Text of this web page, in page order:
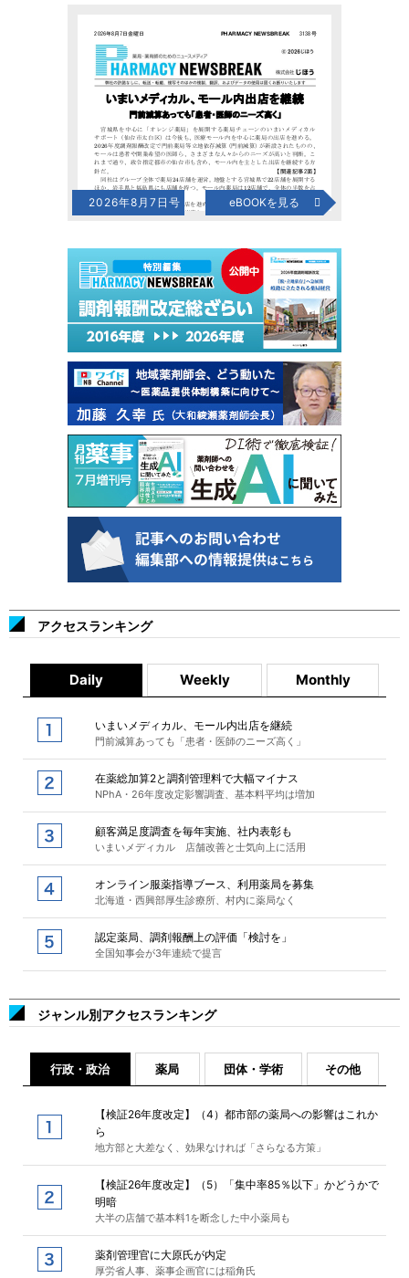
2026年8月7日号 eBOOKを見る
アクセスランキング
Daily Weekly Monthly
いまいメディカル、モール内出店を継続
門前減算あっても「患者・医師のニーズ高く」
在薬総加算2と調剤管理料で大幅マイナス
NPhA・26年度改定影響調査、基本料平均は増加
顧客満足度調査を毎年実施、社内表彰も
いまいメディカル 店舗改善と士気向上に活用
オンライン服薬指導ブース、利用薬局を募集
北海道・西興部厚生診療所、村内に薬局なく
認定薬局、調剤報酬上の評価「検討を」
全国知事会が3年連続で提言
ジャンル別アクセスランキング
行政・政治 薬局 団体・学術 その他
【検証26年度改定】（4）都市部の薬局への影響はこれか
ら
地方部と大差なく、効果なければ「さらなる方策」
【検証26年度改定】（5）「集中率85％以下」かどうかで
明暗
大半の店舗で基本料1を断念した中小薬局も
薬剤管理官に大原氏が内定
厚労省人事、薬事企画官には稲角氏